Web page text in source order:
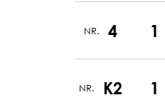
NR. 4 1
NR. K2 1